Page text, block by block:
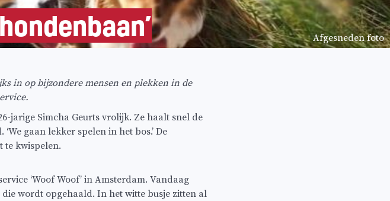
Afgesneden foto
in op bijzondere mensen en plekken in de
jarige Simcha Geurts vrolijk. Ze haalt snel de
gaan lekker spelen in het bos.’ De
te kwispelen.
‘Woof Woof’ in Amsterdam. Vandaag
wordt opgehaald. In het witte busje zitten al